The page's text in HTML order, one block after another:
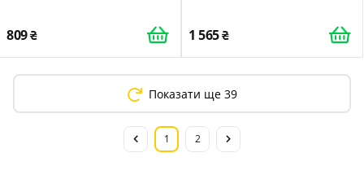
809 1 565
Показати ще 39
1 2